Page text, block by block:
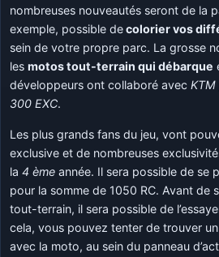
nombreuses nouveautés seront de la
exemple, possible decolorier vos
sein de votre propre parc. La grosse
lesmotos tout-terrain qui débarque
développeurs ont collaboré avecKTM
300 EXC.
Les plus grands fans du jeu, vont
exclusive et de nombreuses
la4 èmeannée. Il sera possible de se
pour la somme de 1050 RC. Avant de
tout-terrain, il sera possible de
cela, vous pouvez tenter de trouver
avec la moto, au sein du panneau